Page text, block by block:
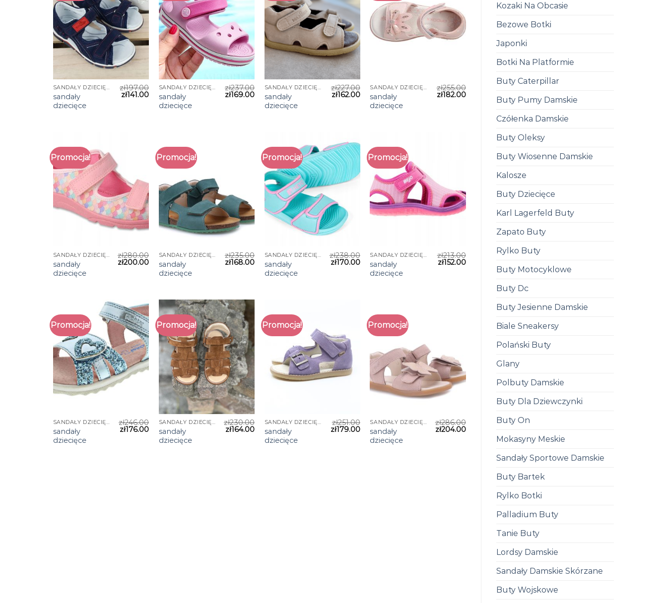
Kozaki Na Obcasie
Bezowe Botki
Japonki
Botki Na Platformie
Buty Caterpillar
Buty Pumy Damskie
Czółenka Damskie
Buty Oleksy
Buty Wiosenne Damskie
Kalosze
Buty Dziecięce
Karl Lagerfeld Buty
Zapato Buty
Rylko Buty
Buty Motocyklowe
Buty Dc
Buty Jesienne Damskie
Biale Sneakersy
Polański Buty
Glany
Polbuty Damskie
Buty Dla Dziewczynki
Buty On
Mokasyny Meskie
Sandały Sportowe Damskie
Buty Bartek
Rylko Botki
Palladium Buty
Tanie Buty
Lordsy Damskie
Sandały Damskie Skórzane
Buty Wojskowe
SANDAŁY DZIECIĘCE
sandały
dziecięce
zł197.00
zł141.00
SANDAŁY DZIECIĘCE
sandały
dziecięce
zł237.00
zł169.00
SANDAŁY DZIECIĘCE
sandały
dziecięce
zł227.00
zł162.00
SANDAŁY DZIECIĘCE
sandały
dziecięce
zł255.00
zł182.00
Promocja!
SANDAŁY DZIECIĘCE
sandały
dziecięce
zł280.00
zł200.00
Promocja!
SANDAŁY DZIECIĘCE
sandały
dziecięce
zł235.00
zł168.00
Promocja!
SANDAŁY DZIECIĘCE
sandały
dziecięce
zł238.00
zł170.00
Promocja!
SANDAŁY DZIECIĘCE
sandały
dziecięce
zł213.00
zł152.00
Promocja!
SANDAŁY DZIECIĘCE
sandały
dziecięce
zł246.00
zł176.00
Promocja!
SANDAŁY DZIECIĘCE
sandały
dziecięce
zł230.00
zł164.00
Promocja!
SANDAŁY DZIECIĘCE
sandały
dziecięce
zł251.00
zł179.00
Promocja!
SANDAŁY DZIECIĘCE
sandały
dziecięce
zł286.00
zł204.00